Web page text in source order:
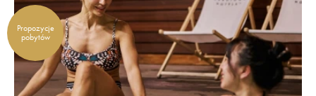
Propozycje
pobytów